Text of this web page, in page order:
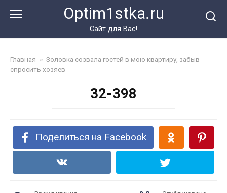
Optim1stka.ru
Сайт для Вас!
Главная » Золовка созвала гостей в мою квартиру, забыв
спросить хозяев
32-398
Поделиться на Facebook